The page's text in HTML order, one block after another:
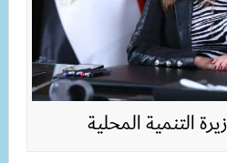
التنمية المحلية